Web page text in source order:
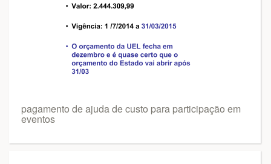
pagamento de ajuda de custo para participação em
eventos